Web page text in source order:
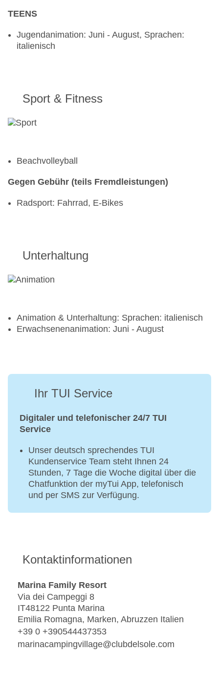
TEENS
Jugendanimation: Juni - August, Sprachen:
italienisch
Sport & Fitness
Beachvolleyball
Gegen Gebühr (teils Fremdleistungen)
Radsport: Fahrrad, E-Bikes
Unterhaltung
Animation & Unterhaltung: Sprachen: italienisch
Erwachsenenanimation: Juni - August
Ihr TUI Service
Digitaler und telefonischer 24/7 TUI
Service
Unser deutsch sprechendes TUI
Kundenservice Team steht Ihnen 24
Stunden, 7 Tage die Woche digital über die
Chatfunktion der myTui App, telefonisch
und per SMS zur Verfügung.
Kontaktinformationen
Marina Family Resort
Via dei Campeggi 8
IT48122 Punta Marina
Emilia Romagna, Marken, Abruzzen Italien
+39 0 +390544437353
marinacampingvillage@clubdelsole.com